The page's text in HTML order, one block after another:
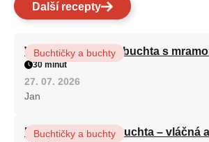
Další recepty
Vláčná olejová litá buchta s
Buchtičky a buchty
30 minut
27. 07. 2026
Jan
Hrnková maková buchta – vláčná
Buchtičky a buchty